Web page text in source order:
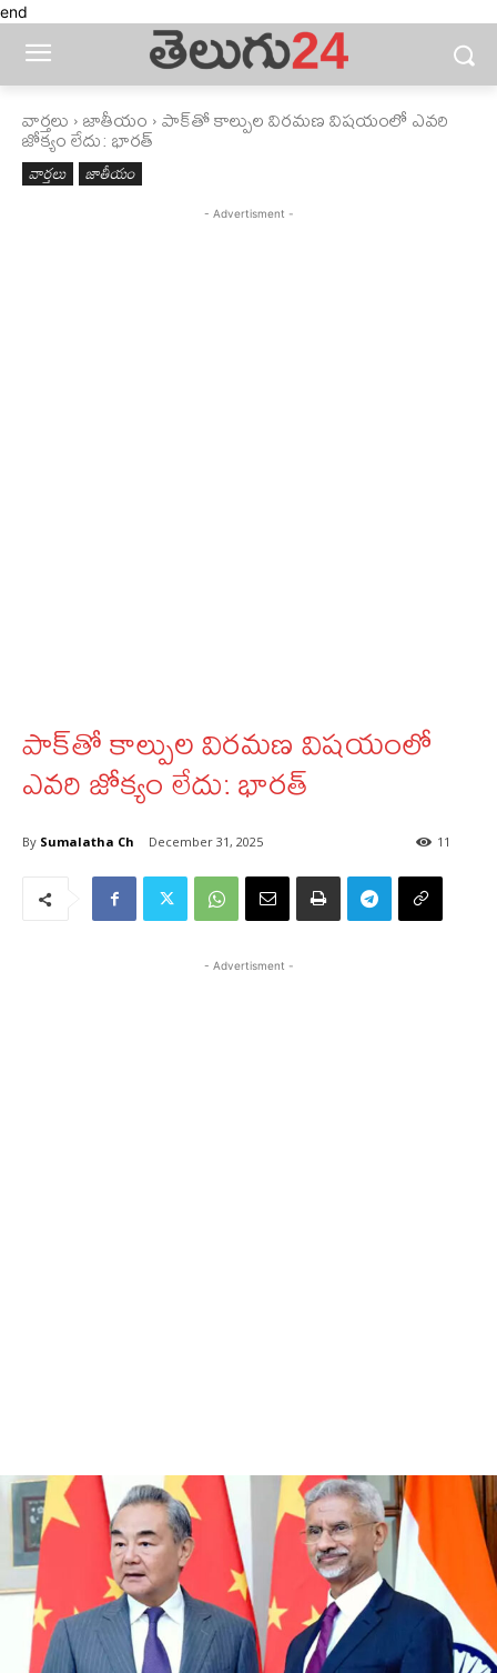
end
వార్తలు జాతీయం పాక్‌తో కాల్పుల విరమణ విషయంలో ఎవరి
జోక్యం లేదు: భారత్‌
వార్తలు జాతీయం
- Advertisment -
పాక్‌తో కాల్పుల విరమణ విషయంలో
ఎవరి జోక్యం లేదు: భారత్‌
By Sumalatha Ch December 31, 2025 11
- Advertisment -